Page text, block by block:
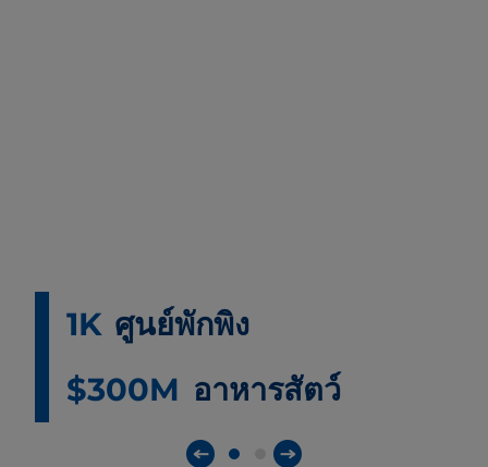
1K ศูนย์พักพิง
$300M อาหารสัตว์